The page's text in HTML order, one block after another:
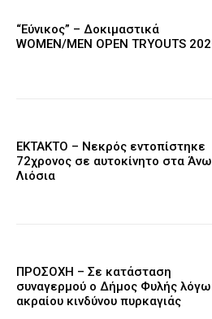
“Εύνικος” – Δοκιμαστικά
WOMEN/MEN OPEN TRYOUTS
EKTAKTO – Νεκρός εντοπίστηκε
72χρονος σε αυτοκίνητο στα Άνω
Λιόσια
ΠΡΟΣΟΧΗ – Σε κατάσταση
συναγερμού ο Δήμος Φυλής λόγω
ακραίου κινδύνου πυρκαγιάς